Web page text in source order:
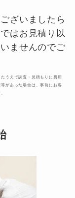
ざいましたら
はお見積り以
ませんのでご
うえで調査・見積もりに費用
があった場合は、事前にお客